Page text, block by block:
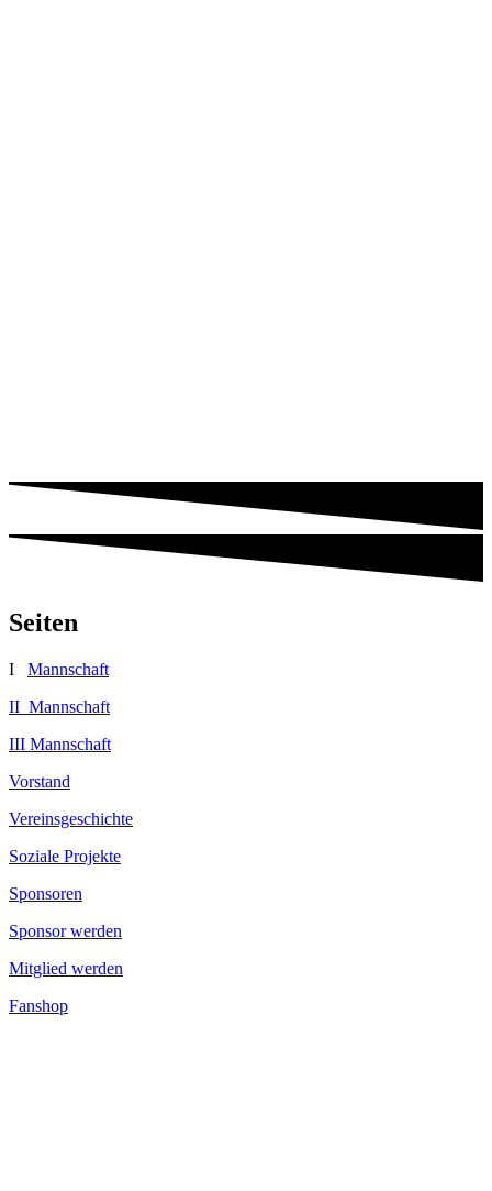
Seiten
I Mannschaft
II Mannschaft
III Mannschaft
Vorstand
Vereinsgeschichte
Soziale Projekte
Sponsoren
Sponsor werden
Mitglied werden
Fanshop